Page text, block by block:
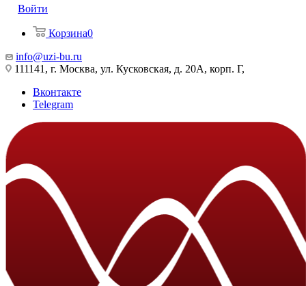
Войти
Корзина0
info@uzi-bu.ru
111141, г. Москва, ул. Кусковская, д. 20А, корп. Г,
Вконтакте
Telegram